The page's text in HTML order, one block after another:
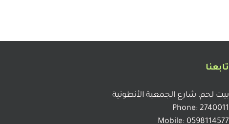
تابعنا
بيت لحم، شارع الجمعية الأنطونية
Phone: 2740011
Mobile: 0598114577